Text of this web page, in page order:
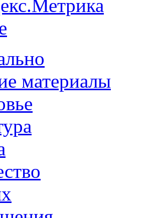
материалы